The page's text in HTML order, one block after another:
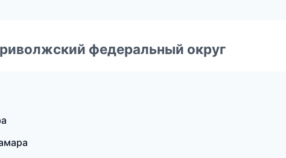
федеральный округ